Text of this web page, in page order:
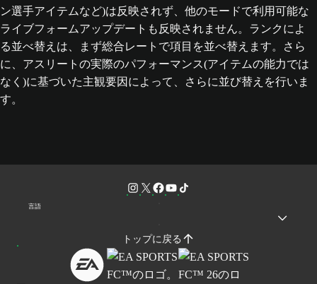
ン選手アイテムなど)は反映されず、他のモードで利用可能な
ライブフォームアップデートも反映されません。ランクによ
る並べ替えは、まず総合レートで項目を並べ替えます。さら
に、アスリートの実際のパフォーマンス(アイテムの能力では
なく)に基づいた主観要因によって、さらに並び替えを行いま
す。
言語
トップに戻る